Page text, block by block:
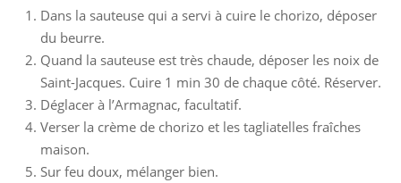
Dans la sauteuse qui a servi à cuire le chorizo, déposer
du beurre.
Quand la sauteuse est très chaude, déposer les noix de
Saint-Jacques. Cuire 1 min 30 de chaque côté. Réserver.
Déglacer à l’Armagnac, facultatif.
Verser la crème de chorizo et les tagliatelles fraîches
maison.
Sur feu doux, mélanger bien.